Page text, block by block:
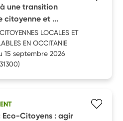
une transition
citoyenne et ...
LOCALES ET
EN OCCITANIE
15 septembre 2026
: Eco-Citoyens : agir